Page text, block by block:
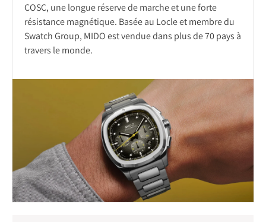
COSC, une longue réserve de marche et une forte
résistance magnétique. Basée au Locle et membre du
Swatch Group, MIDO est vendue dans plus de 70 pays à
travers le monde.